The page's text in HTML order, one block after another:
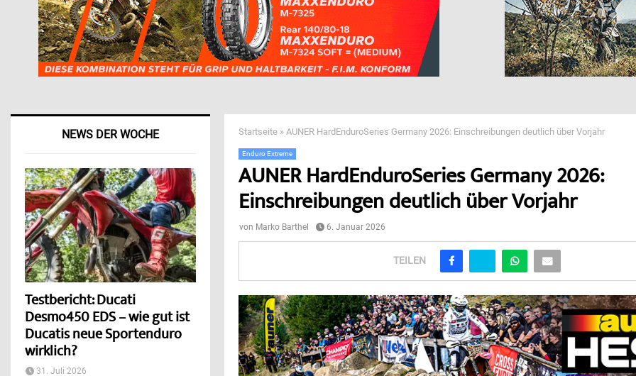
Startseite »AUNER HardEnduroSeries Germany 2026: Einschreibungen deutlich über Vorjahr
Enduro Extreme
AUNER HardEnduroSeries Germany 2026:
Einschreibungen deutlich über Vorjahr
von Marko Barthel 6. Januar 2026
TEILEN
NEWS DER WOCHE
Testbericht: Ducati
Desmo450 EDS – wie gut ist
Ducatis neue Sportenduro
wirklich?
31. Juli 2026